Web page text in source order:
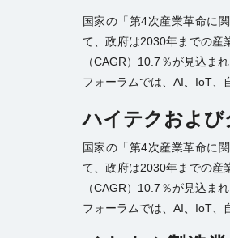
国家の「第4次産業革命に
て、政府は2030年までの産
（CAGR）10.7％が見込ま
フォーラムでは、AI、IoT、
ハイテクおよび
国家の「第4次産業革命に
て、政府は2030年までの産
（CAGR）10.7％が見込ま
フォーラムでは、AI、IoT、